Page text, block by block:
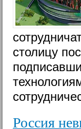
столицу
Россия